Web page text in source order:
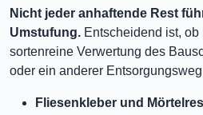
Nicht jeder anhaftende Rest
Umstufung. Entscheidend ist,
sortenreine Verwertung des
oder ein anderer
Fliesenkleber und